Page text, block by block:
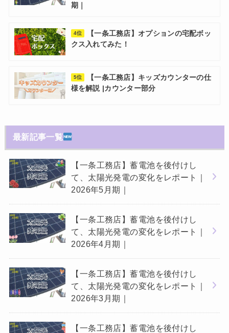
期｜
4位
【一条工務店】オプションの宅配ボッ
クス入れてみた！
5位
【一条工務店】キッズカウンターの仕
様を解説 |カウンター部分
最新記事一覧
【一条工務店】蓄電池を後付けし
て、太陽光発電の変化をレポート｜
2026年5月期｜
【一条工務店】蓄電池を後付けし
て、太陽光発電の変化をレポート｜
2026年4月期｜
【一条工務店】蓄電池を後付けし
て、太陽光発電の変化をレポート｜
2026年3月期｜
【一条工務店】蓄電池を後付けし